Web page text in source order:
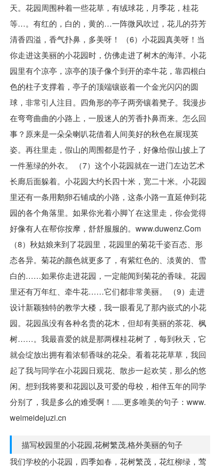
天。花园周围种着一些花草，有绒球花，月季花，桂花
等…。有红的，白的，黄的…一阵微风吹过，花儿的芬芳
清香四溢，香气扑鼻，多美呀！ （6）小花园真美呀！当
你走进这美丽的小花园时，仿佛走进了树木的海洋。小花
园里有个凉亭，凉亭的顶子像个到开的牵牛花，靠四根白
色的柱子支撑着，亭子的顶端镶嵌着一个金光闪闪的圆
球，非常引人注目。四角形的亭子两旁镶着凳子。我漫步
在弯弯曲曲的小路上，一股迷人的芳香扑鼻而来。怎么回
事？原来是一朵朵喇叭花借着人间美好的秋色在展现英
姿。再往里走，假山的周围都是竹子，好像给假山披上了
一件葱绿的外衣。 （7）这个小花园就在一进门左边艺术
长廊后面躲着。小花园大约长四十米，宽二十米。小花园
里还有一条用鹅卵石铺成的小路，这条小路一直延伸到花
园的各个角落里。如果你光着小脚丫在这里走，你会觉得
好像有人在帮你按摩，舒舒服服的。www.duwenz.Com
（8）秋姑娘来到了花园里，花园里的菊花千姿百态、形
态各异。菊花的颜色就更多了，有紫红色的、淡黄的、雪
白的……如果你走进花园，一定能闻到菊花的香味。花园
里还有万年红、牵牛花……它们都非常美丽。 （9）走进
设计新颖独特的教学大楼，我一眼看见了那内嵌式的小花
园。花园虽没有各种名贵的花木，但却有美丽的茶花、枫
树……。我最喜爱的就是那两棵桂花树了，每到秋天，它
就会绽放出拥有着浓郁香味的花朵。看着花花草草，我回
起了我与同学在小花园日观花、散步一起欢笑，那么的悠
闲。想到我将要和花园以及可爱的母校，相伴五年的同学
分别了，我是多么的难受啊！......更多唯美的句子：www.
weimeidejuzi.cn
描写校园里的小花园,花树繁茂,格外美丽的句子
我们学校的小花园，四季如春，花树繁茂，花红柳绿，莺